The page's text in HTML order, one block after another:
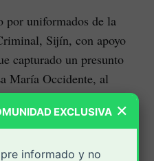
por uniformados de la
Sijín, con apoyo
capturado un presunto
María Occidente, al
en vía pública, sobre
fue interceptado un
×
EXCLUSIVA
informado y no